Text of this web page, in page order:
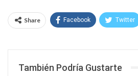
Share Facebook Twitter
También Podría Gustarte